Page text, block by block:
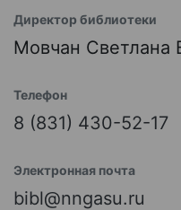
Директор библиотеки
Мовчан Светлана
Телефон
8 (831) 430-52-17
Электронная почта
bibl@nngasu.ru